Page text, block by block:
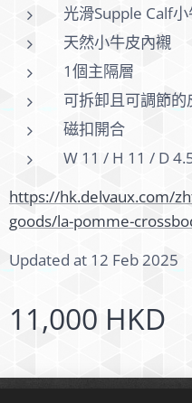
光滑Supple Calf
天然小牛皮內襯
1個主隔層
可拆卸且可調節的
磁扣開合
W 11 / H 11 / D
https://hk.delvaux.com/
goods/la-pomme-
Updated at 12 Feb 2025
11,000 HKD